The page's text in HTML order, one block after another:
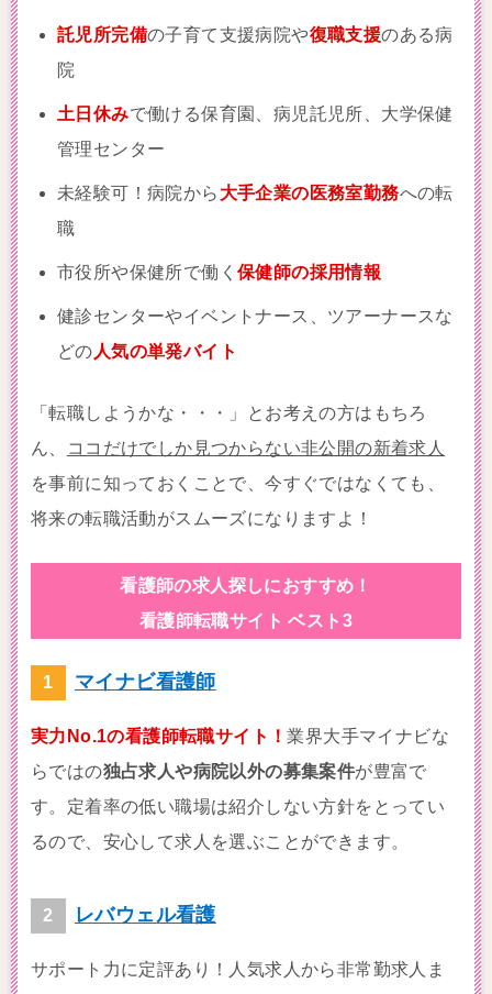
託児所完備の子育て支援病院や復職支援のある病
院
土日休みで働ける保育園、病児託児所、大学保健
管理センター
未経験可！病院から 大手企業の医務室勤務への転
職
市役所や保健所で働く 保健師の採用情報
健診センターやイベントナース、ツアーナースな
どの 人気の単発バイト
「転職しようかな・・・」とお考えの方はもちろ
ん、
ココだけでしか見つからない非公開の新着求人
を事前に知っておくことで、今すぐではなくても、
将来の転職活動がスムーズになりますよ！
看護師の求人探しにおすすめ！
看護師転職サイト ベスト3
マイナビ看護師
実力No.1の看護師転職サイト！業界大手マイナビな
らではの独占求人や病院以外の募集案件が豊富で
す。定着率の低い職場は紹介しない方針をとってい
るので、安心して求人を選ぶことができます。
レバウェル看護
サポート力に定評あり！人気求人から非常勤求人ま